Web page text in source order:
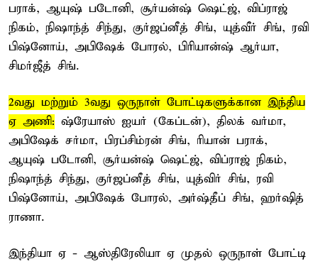
பராக், ஆயுஷ் படோனி, சூர்யன்ஷ் ஷெட்ஜ், விப்ராஜ்
நிகம், நிஷாந்த் சிந்து, குர்ஜப்னீத் சிங், யுத்வீர் சிங், ரவி
பிஷ்னோய், அபிஷேக் போரல், பிரியான்ஷ் ஆர்யா,
சிமர்ஜீத் சிங்.
2வது மற்றும் 3வது ஒருநாள் போட்டிகளுக்கான இந்திய
ஏ அணி: ஷ்ரேயாஸ் ஐயர் (கேப்டன்), திலக் வர்மா,
அபிஷேக் சர்மா, பிரப்சிம்ரன் சிங், ரியான் பராக்,
ஆயுஷ் படோனி, சூர்யன்ஷ் ஷெட்ஜ், விப்ராஜ் நிகம்,
நிஷாந்த் சிந்து, குர்ஜப்னீத் சிங், யுத்விர் சிங், ரவி
பிஷ்னோய், அபிஷேக் போரல், அர்ஷ்தீப் சிங், ஹர்ஷித்
ராணா.
இந்தியா ஏ - ஆஸ்திரேலியா ஏ முதல் ஒருநாள் போட்டி